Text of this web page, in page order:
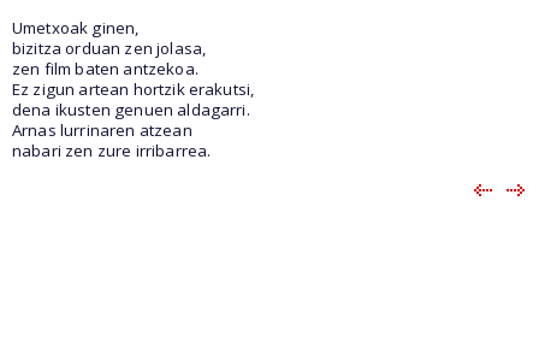
Umetxoak ginen,
bizitza orduan zen jolasa,
zen film baten antzekoa.
Ez zigun artean hortzik erakutsi,
dena ikusten genuen aldagarri.
Arnas lurrinaren atzean
nabari zen zure irribarrea.